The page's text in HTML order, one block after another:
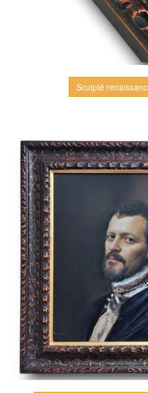
Sculpté